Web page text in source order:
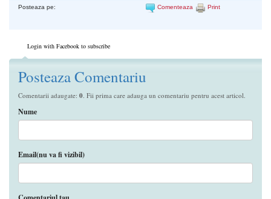
Posteaza pe: Comenteaza Print
Login with Facebook to subscribe
Posteaza Comentariu
Comentarii adaugate: 0. Fii prima care adauga un comentariu pentru acest articol.
Nume
Email(nu va fi vizibil)